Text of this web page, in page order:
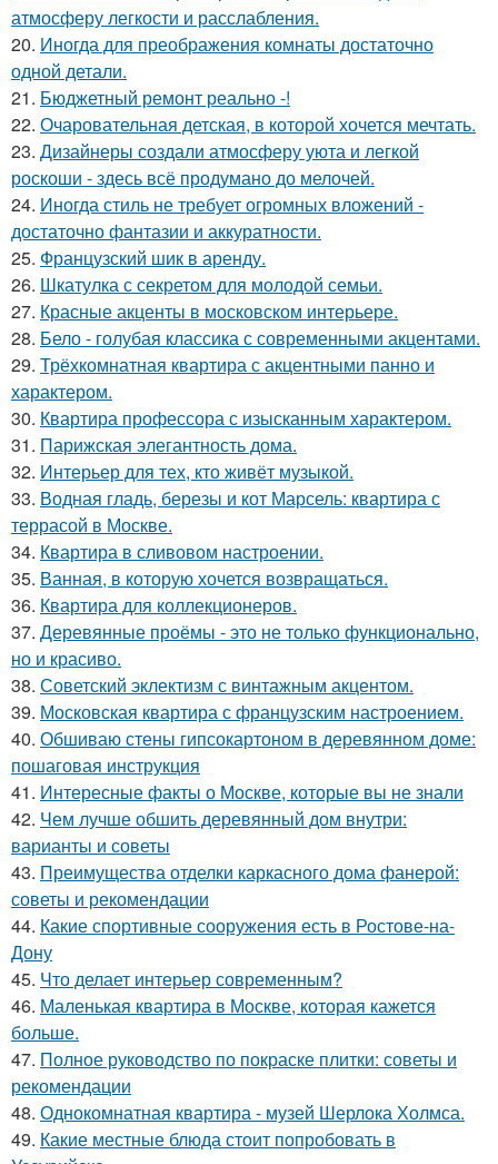
атмосферу легкости и расслабления.
20. Иногда для преображения комнаты достаточно
одной детали.
21. Бюджетный ремонт реально -!
22. Очаровательная детская, в которой хочется мечтать.
23. Дизайнеры создали атмосферу уюта и легкой
роскоши - здесь всё продумано до мелочей.
24. Иногда стиль не требует огромных вложений -
достаточно фантазии и аккуратности.
25. Французский шик в аренду.
26. Шкатулка с секретом для молодой семьи.
27. Красные акценты в московском интерьере.
28. Бело - голубая классика с современными акцентами.
29. Трёхкомнатная квартира с акцентными панно и
характером.
30. Квартира профессора с изысканным характером.
31. Парижская элегантность дома.
32. Интерьер для тех, кто живёт музыкой.
33. Водная гладь, березы и кот Марсель: квартира с
террасой в Москве.
34. Квартира в сливовом настроении.
35. Ванная, в которую хочется возвращаться.
36. Квартира для коллекционеров.
37. Деревянные проёмы - это не только функционально,
но и красиво.
38. Советский эклектизм с винтажным акцентом.
39. Московская квартира с французским настроением.
40. Обшиваю стены гипсокартоном в деревянном доме:
пошаговая инструкция
41. Интересные факты о Москве, которые вы не знали
42. Чем лучше обшить деревянный дом внутри:
варианты и советы
43. Преимущества отделки каркасного дома фанерой:
советы и рекомендации
44. Какие спортивные сооружения есть в Ростове-на-
Дону
45. Что делает интерьер современным?
46. Маленькая квартира в Москве, которая кажется
больше.
47. Полное руководство по покраске плитки: советы и
рекомендации
48. Однокомнатная квартира - музей Шерлока Холмса.
49. Какие местные блюда стоит попробовать в